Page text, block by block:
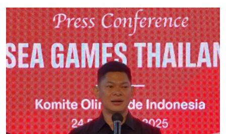
Proyek
dan
Hilirisasi
dalam
RDP
DPR
KomisI
XII,
PT
Vale
Indonesia
Jelaskan